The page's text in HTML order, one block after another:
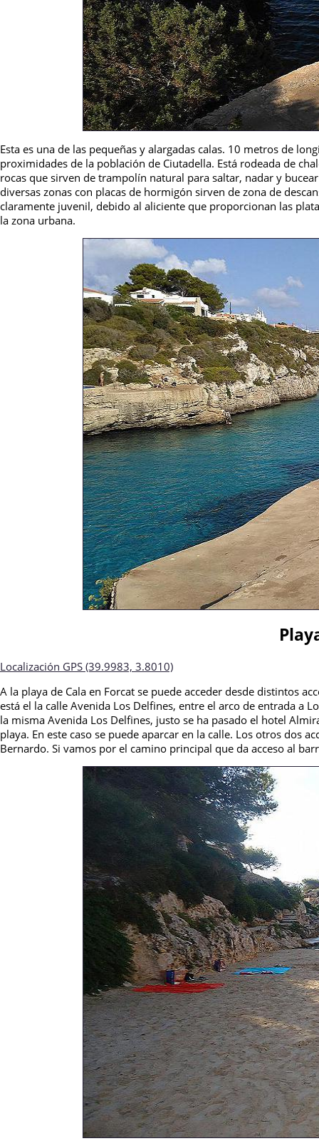
Esta es una de las pequeñas y alargadas calas. 10 metros de
proximidades de la población de Ciutadella. Está rodeada de
rocas que sirven de trampolín natural para saltar, nadar y
diversas zonas con placas de hormigón sirven de zona de
claramente juvenil, debido al aliciente que proporcionan las
la zona urbana.
Localización GPS (39.9983, 3.8010)
A la playa de Cala en Forcat se puede acceder desde distintos
está el la calle Avenida Los Delfines, entre el arco de entrada a
la misma Avenida Los Delfines, justo se ha pasado el hotel
playa. En este caso se puede aparcar en la calle. Los otros dos
Bernardo. Si vamos por el camino principal que da acceso al